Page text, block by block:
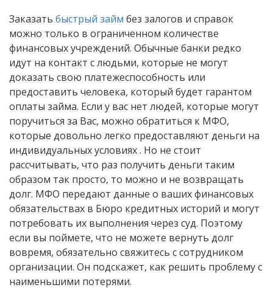
Заказать быстрый займ без залогов и справок
можно только в ограниченном количестве
финансовых учреждений. Обычные банки редко
идут на контакт с людьми, которые не могут
доказать свою платежеспособность или
предоставить человека, который будет гарантом
оплаты займа. Если у вас нет людей, которые могут
поручиться за Вас, можно обратиться к МФО,
которые довольно легко предоставляют деньги на
индивидуальных условиях . Но не стоит
рассчитывать, что раз получить деньги таким
образом так просто, то можно и не возвращать
долг. МФО передают данные о ваших финансовых
обязательствах в Бюро кредитных историй и могут
потребовать их выполнения через суд. Поэтому
если вы поймете, что не можете вернуть долг
вовремя, обязательно свяжитесь с сотрудником
организации. Он подскажет, как решить проблему с
наименьшими потерями.